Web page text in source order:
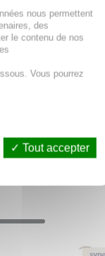
Os et
nous permettent
des
le contenu de nos
Vous pourrez
Tout accepter